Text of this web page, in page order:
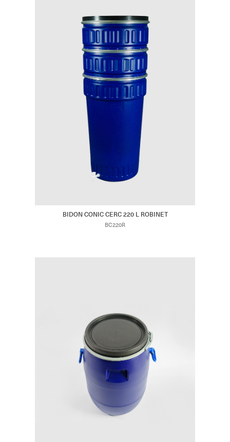
BIDON CONIC CERC 220 L ROBINET
BC220R